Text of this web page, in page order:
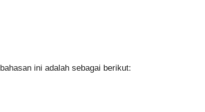
ini adalah sebagai berikut: